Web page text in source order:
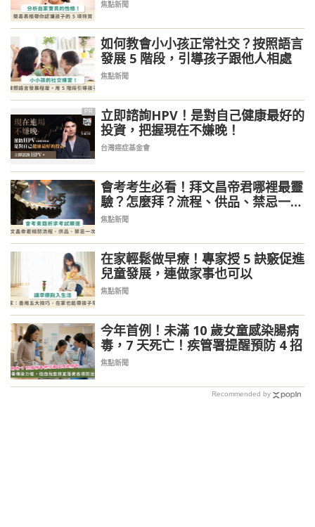
焦點新聞
如何教會小小孩正常社交？按照語言
發展 5 階段，引導孩子跟他人相處
焦點新聞
PR
立即諮詢HPV！是對自己健康最好的
投資，把握現在不嫌晚！
台灣癌症基金會
會考考生必看！拜文昌帝君哪裡最靈
驗？怎麼拜？流程、供品、禁忌一次
看
焦點新聞
在家輕鬆做早療！專家授 5 訣竅促進
兒童發展，連做家事也可以
焦點新聞
今年首例！未滿 10 歲女童感染腸病
毒，7 天死亡！疾管署提醒預防 4 招
焦點新聞
Recommended by